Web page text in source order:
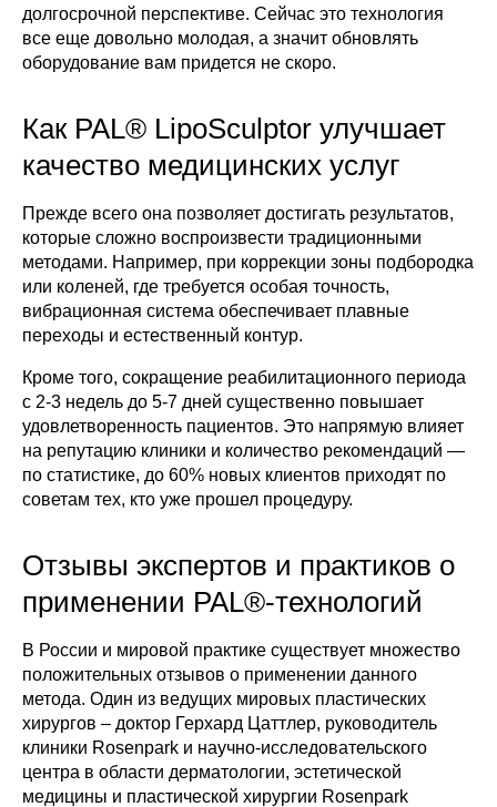
долгосрочной перспективе. Сейчас это технология
все еще довольно молодая, а значит обновлять
оборудование вам придется не скоро.
Как PAL® LipoSculptor улучшает
качество медицинских услуг
Прежде всего она позволяет достигать результатов,
которые сложно воспроизвести традиционными
методами. Например, при коррекции зоны подбородка
или коленей, где требуется особая точность,
вибрационная система обеспечивает плавные
переходы и естественный контур.
Кроме того, сокращение реабилитационного периода
с 2-3 недель до 5-7 дней существенно повышает
удовлетворенность пациентов. Это напрямую влияет
на репутацию клиники и количество рекомендаций —
по статистике, до 60% новых клиентов приходят по
советам тех, кто уже прошел процедуру.
Отзывы экспертов и практиков о
применении PAL®-технологий
В России и мировой практике существует множество
положительных отзывов о применении данного
метода. Один из ведущих мировых пластических
хирургов – доктор Герхард Цаттлер, руководитель
клиники Rosenpark и научно-исследовательского
центра в области дерматологии, эстетической
медицины и пластической хирургии Rosenpark
Остались вопросы?
Отправьте свои контакты, и наш
специалист свяжется с вами в ближайшее
время
Имя